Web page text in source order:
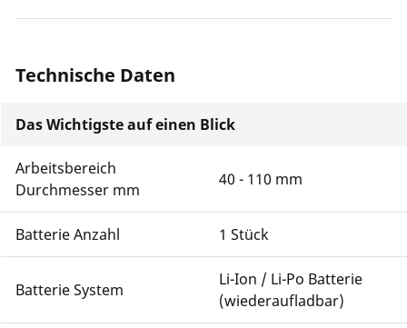
Technische Daten
Das Wichtigste auf einen Blick
Arbeitsbereich
Durchmesser mm
40 - 110 mm
Batterie Anzahl 1 Stück
Batterie System
Li-Ion / Li-Po Batterie
(wiederaufladbar)